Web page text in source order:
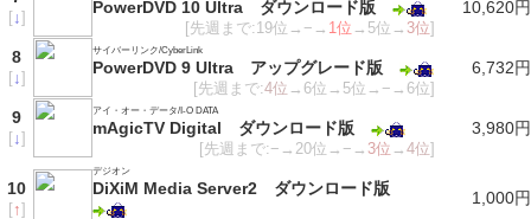
[↓]
PowerDVD 10 Ultra ダウンロード版
[先週まで:19位→−→ 1位 →5位→ 3位]
10,620円
8
[↓]
サイバーリンク/CyberLink
PowerDVD 9 Ultra アップグレード版
[先週まで:4位 →6位→5位→−→6位]
6,732円
9
[↓]
アイ・オー・データ/I-O DATA
mAgicTV Digital ダウンロード版
[先週まで:−→20位→−→ 3位 →4位]
3,980円
10
[↑]
デジオン
DiXiM Media Server2 ダウンロード版 1,000円